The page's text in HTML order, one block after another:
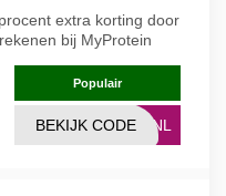
extra korting door
bij MyProtein
Populair
ESNL
BEKIJK CODE